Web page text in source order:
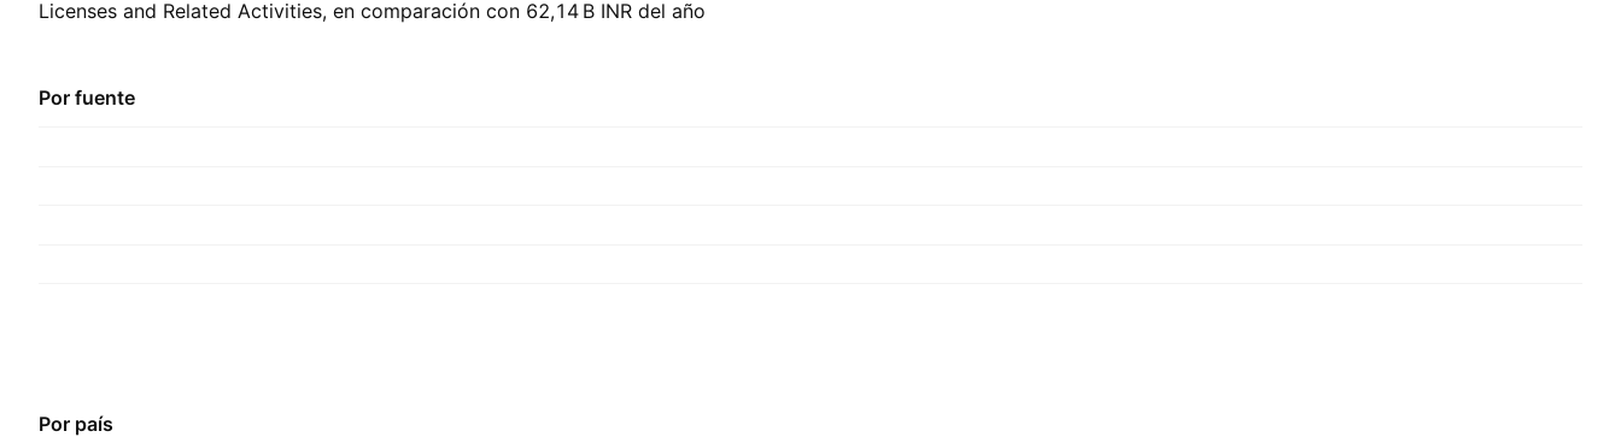
Licenses and Related Activities, en comparación con ‪62,14 B‬ INR del año
Por fuente
Por país